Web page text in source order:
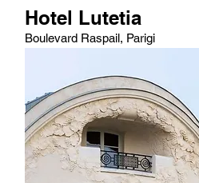
Hotel Lutetia
Boulevard Raspail, Parigi